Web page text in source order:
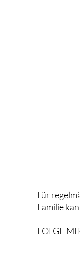
Für
Familie
FOLGE